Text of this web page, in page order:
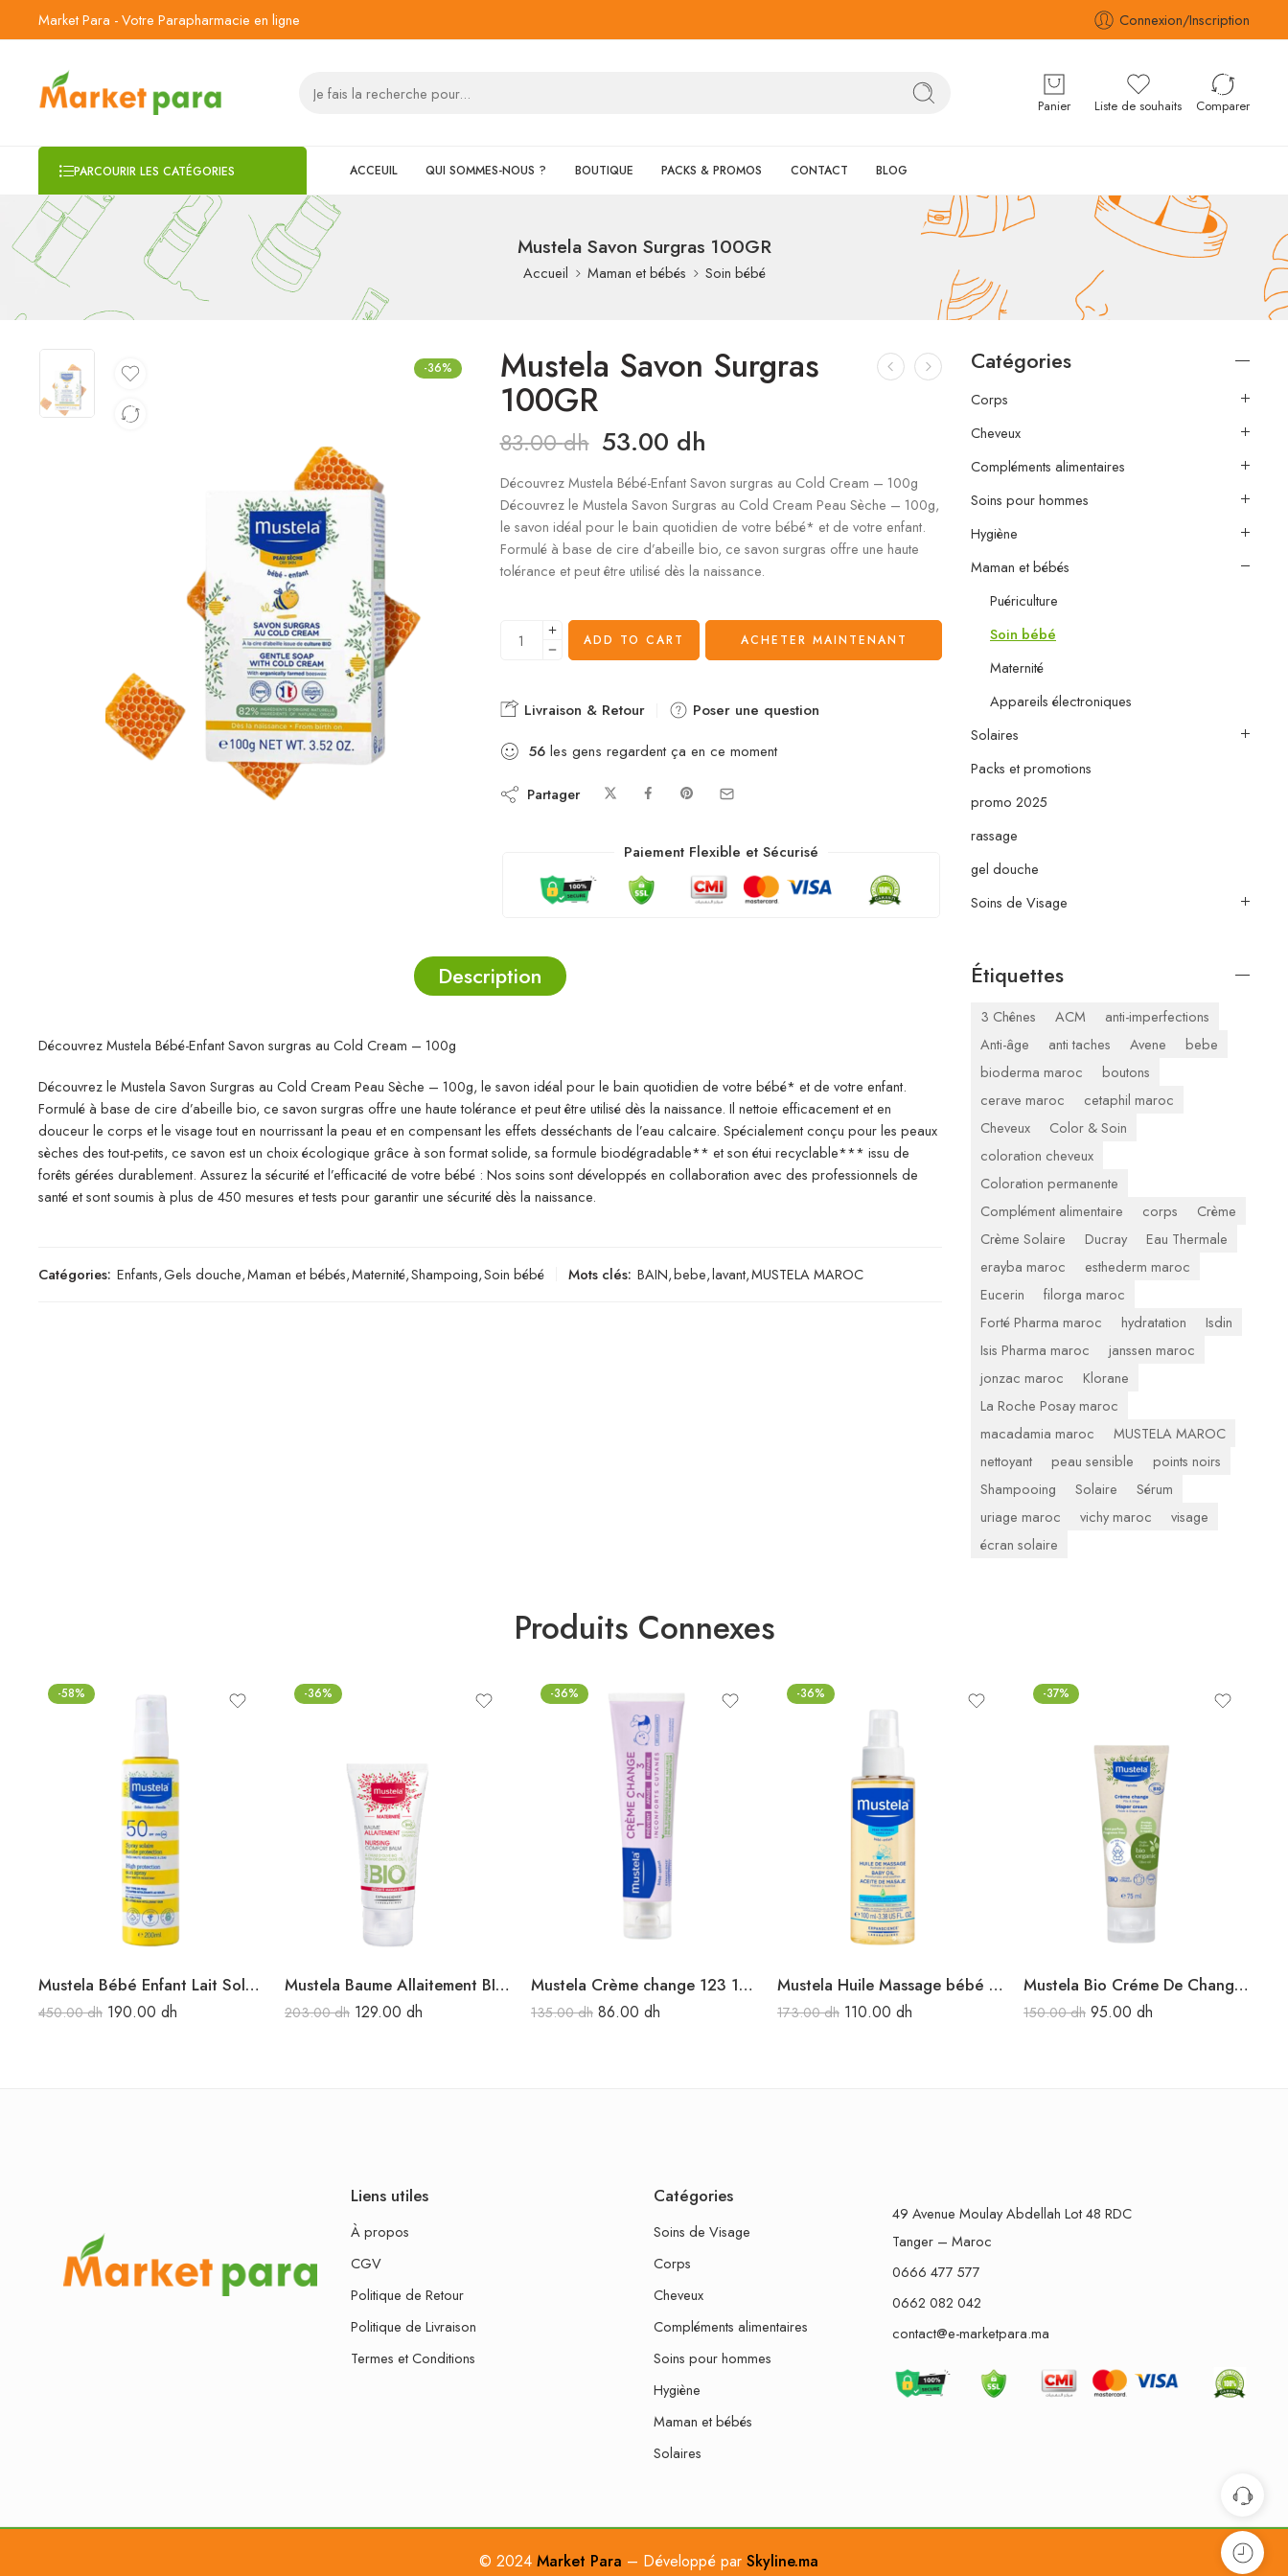
Market Para - Votre Parapharmacie en ligne Connexion/Inscription
Panier Liste de souhaits Comparer
PARCOURIR LES CATÉGORIES ACCEUIL QUI SOMMES-NOUS ? BOUTIQUE PACKS & PROMOS CONTACT BLOG
Mustela Savon Surgras 100GR
Accueil Maman et bébés Soin bébé
-36% Mustela Savon Surgras
100GR
83.00dh 53.00 dh
Découvrez Mustela Bébé-Enfant Savon surgras au Cold Cream – 100g
Découvrez le Mustela Savon Surgras au Cold Cream Peau Sèche – 100g,
le savon idéal pour le bain quotidien de votre bébé* et de votre enfant.
Formulé à base de cire d’abeille bio, ce savon surgras offre une haute
tolérance et peut être utilisé dès la naissance.
ADD TO CART ACHETER MAINTENANT
Livraison & Retour
Poser une question
56les gens regardent ça en ce moment
Partager
Paiement Flexible et Sécurisé
Description
Découvrez Mustela Bébé-Enfant Savon surgras au Cold Cream – 100g
Découvrez le Mustela Savon Surgras au Cold Cream Peau Sèche – 100g, le savon idéal pour le bain quotidien de votre bébé* et de votre enfant.
Formulé à base de cire d’abeille bio, ce savon surgras offre une haute tolérance et peut être utilisé dès la naissance. Il nettoie efficacement et en
douceur le corps et le visage tout en nourrissant la peau et en compensant les effets desséchants de l’eau calcaire. Spécialement conçu pour les peaux
sèches des tout-petits, ce savon est un choix écologique grâce à son format solide, sa formule biodégradable** et son étui recyclable*** issu de
forêts gérées durablement. Assurez la sécurité et l’efficacité de votre bébé : Nos soins sont développés en collaboration avec des professionnels de
santé et sont soumis à plus de 450 mesures et tests pour garantir une sécurité dès la naissance.
Catégories: Enfants,Gels douche,Maman et bébés,Maternité,Shampoing,Soin bébé Mots clés: BAIN,bebe,lavant,MUSTELA MAROC
Catégories
Corps
Cheveux
Compléments alimentaires
Soins pour hommes
Hygiène
Maman et bébés
Puériculture
Soin bébé
Maternité
Appareils électroniques
Solaires
Packs et promotions
promo 2025
rassage
gel douche
Soins de Visage
Étiquettes
3 Chênes ACM
anti-imperfections
Anti-âge
anti taches Avene
bebe
bioderma maroc
boutons
cerave maroc
cetaphil maroc
Cheveux
Color & Soin
coloration cheveux
Coloration permanente
Complément alimentaire
corps
Crème
Crème Solaire
Ducray
Eau Thermale
erayba maroc
esthederm maroc
Eucerin
filorga maroc
Forté Pharma maroc
hydratation
Isdin
Isis Pharma maroc
janssen maroc
jonzac maroc
Klorane
La Roche Posay maroc
macadamia maroc
MUSTELA MAROC
nettoyant
peau sensible
points noirs
Shampooing
Solaire
Sérum
uriage maroc
vichy maroc
visage
écran solaire
Produits Connexes
-58%
Mustela Bébé Enfant Lait Solaire Très Haute Protection SPF50 200ML
450.00dh 190.00 dh
-36%
Mustela Baume Allaitement BIO 30ML
203.00dh 129.00 dh
-36%
Mustela Crème change 123 100ML
135.00dh 86.00 dh
-36%
Mustela Huile Massage bébé 100ML
173.00dh 110.00 dh
-37%
Mustela Bio Créme De Change 75ML
150.00dh 95.00 dh
Liens utiles
À propos
CGV
Politique de Retour
Politique de Livraison
Termes et Conditions
Catégories
Soins de Visage
Corps
Cheveux
Compléments alimentaires
Soins pour hommes
Hygiène
Maman et bébés
Solaires
49 Avenue Moulay Abdellah Lot 48 RDC
Tanger – Maroc
0666 477 577
0662 082 042
contact@e-marketpara.ma
© 2024 Market Para – Développé par Skyline.ma